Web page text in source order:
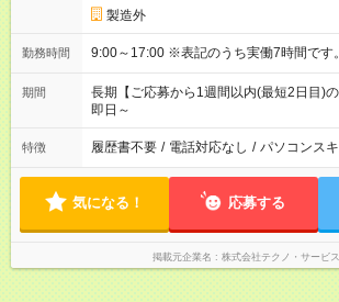
製造外
勤務時間 9:00～17:00 ※表記のうち実働7時間です。
期間
長期【ご応募から1週間以内(最短2日目)の
即日～
特徴 履歴書不要 / 電話対応なし / パソコンス
気になる！ 応募する
掲載元企業名 株式会社テクノ・サービス